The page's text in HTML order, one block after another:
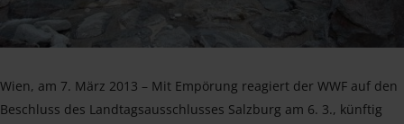
Wien, am 7. März 2013 – Mit Empörung reagiert der WWF auf den
Beschluss des Landtagsausschlusses Salzburg am 6. 3., künftig